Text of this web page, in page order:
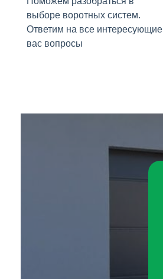
выборе воротных систем.
Ответим на все интересующие
вас вопросы